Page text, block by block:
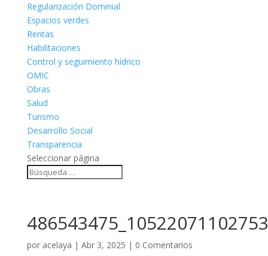
Regularización Dominial
Espacios verdes
Rentas
Habilitaciones
Control y seguimiento hídrico
OMIC
Obras
Salud
Turismo
Desarrollo Social
Transparencia
Seleccionar página
por acelaya | Abr 3, 2025 | 0 Comentarios